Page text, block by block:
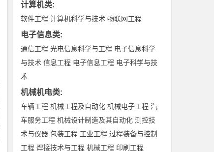
计算机类:
软件工程 计算机科学与技术 物联网工程
电子信息类:
通信工程 光电信息科学与工程 电子信息科学
与技术 信息工程 电子信息工程 电子科学与技
术
机械机电类:
车辆工程 机械工程及自动化 机械电子工程 汽
车服务工程 机械设计制造及其自动化 测控技
术与仪器 包装工程 工业工程 过程装备与控制
工程 焊接技术与工程 机械工程 印刷工程